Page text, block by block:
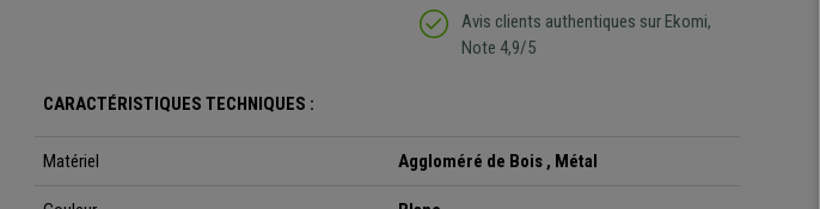
Avis clients authentiques sur Ekomi,
Note 4,9/5
CARACTÉRISTIQUES TECHNIQUES :
Matériel Aggloméré de Bois , Métal